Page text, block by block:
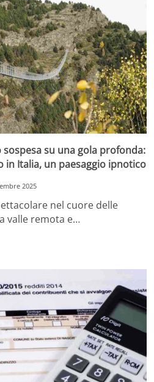
su una gola profonda:
in Italia, un paesaggio ipnotico
2025
nel cuore delle
valle remota e…